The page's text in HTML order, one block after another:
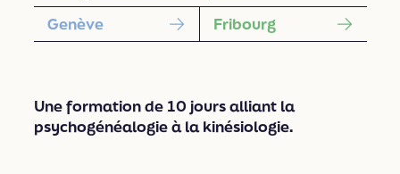
Genève
Fribourg
Une formation de 10 jours alliant la
psychogénéalogie à la kinésiologie.